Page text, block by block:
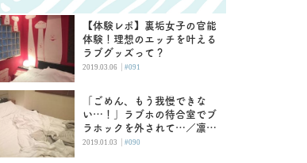
【体験レポ】裏垢女子の官能
体験！理想のエッチを叶える
ラブグッズって？
2019.03.06 | #091
「ごめん、もう我慢できな
い…！」ラブホの待合室でブ
ラホックを外されて…／凛乃
子
2019.01.03 | #090